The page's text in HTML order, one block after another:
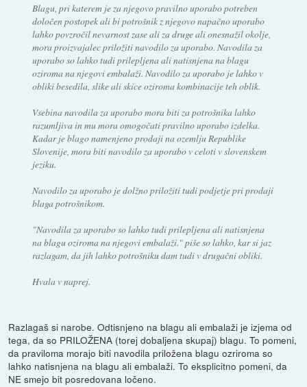
Blagu, pri katerem je za njegovo pravilno uporabo potreben
določen postopek ali bi potrošnik z njegovo napačno uporabo
lahko povzročil nevarnost zase ali za druge ali onesnažil okolje,
mora proizvajalec priložiti navodilo za uporabo. Navodila za
uporabo so lahko tudi prilepljena ali natisnjena na blagu
oziroma na njegovi embalaži. Navodilo za uporabo je lahko v
obliki besedila, slike ali skice oziroma kombinacije teh oblik.
Vsebina navodila za uporabo mora biti za potrošnika lahko
razumljiva in mu mora omogočati pravilno uporabo izdelka.
Kadar je blago namenjeno prodaji na ozemlju Republike
Slovenije, mora biti navodilo za uporabo v celoti v slovenskem
jeziku.
Navodilo za uporabo je dolžno priložiti tudi podjetje pri prodaji
blaga potrošnikom.
"Navodila za uporabo so lahko tudi prilepljena ali natisnjena
na blagu oziroma na njegovi embalaži." piše so lahko, kar si jaz
razlagam, da jih lahko potrošniku dam tudi v drugačni obliki.
Hvala v naprej.
Razlagaš si narobe. Odtisnjeno na blagu ali embalaži je izjema od
tega, da so PRILOŽENA (torej dobaljena skupaj) blagu. To pomeni,
da praviloma morajo biti navodila priložena blagu ozriroma so
lahko natisnjena na blagu ali embalaži. To eksplicitno pomeni, da
NE smejo bit posredovana ločeno.